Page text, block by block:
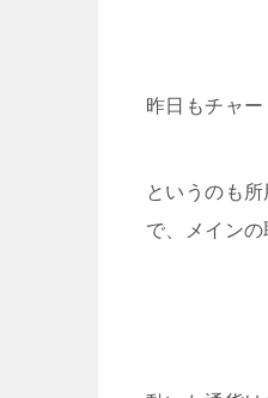
昨日もチャ
というのも
で、メイン